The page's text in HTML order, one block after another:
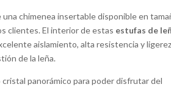
una chimenea insertable disponible en
clientes. El interior de estas estufas de
aislamiento, alta resistencia y
de la leña.
panorámico para poder disfrutar del